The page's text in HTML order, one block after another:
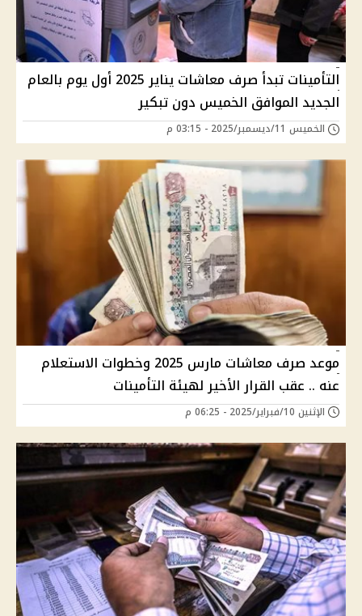
التأمينات تبدأ صرف معاشات يناير 2025 أول يوم بالعام
الجديد الموافق الخميس دون تبكير
الخميس 11/ديسمبر/2025 - 03:15 م
موعد صرف معاشات مارس 2025 وخطوات الاستعلام
عنه .. عقب القرار الأخير لهيئة التأمينات
الإثنين 10/فبراير/2025 - 06:25 م